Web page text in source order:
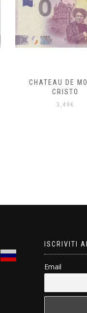
CHATEAU DE
CRISTO
3,49 €
ISCRIVITI
Email